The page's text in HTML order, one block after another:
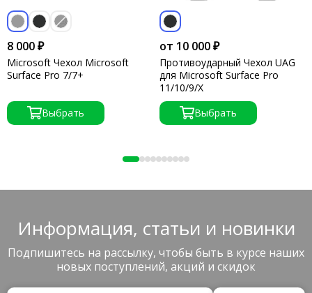
8 000 ₽
Microsoft Чехол Microsoft
Surface Pro 7/7+
Выбрать
от 10 000 ₽
Противоударный Чехол UAG
для Microsoft Surface Pro
11/10/9/X
Выбрать
Информация, статьи и новинки
Подпишитесь на рассылку, чтобы быть в курсе наших
новых поступлений, акций и скидок